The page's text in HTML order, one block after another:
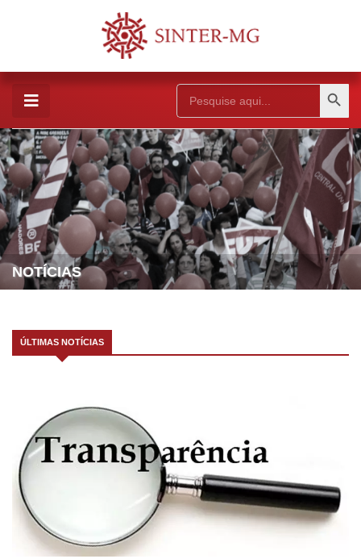
Search
for:
Search Button
NOTÍCIAS
ÚLTIMAS NOTÍCIAS